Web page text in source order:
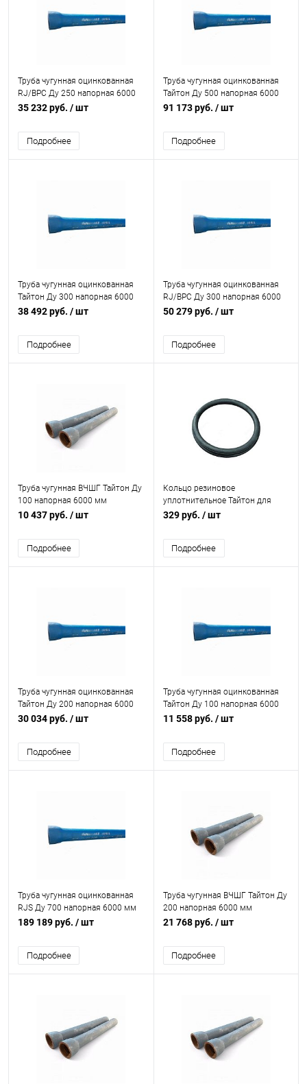
Труба чугунная оцинкованная
RJ/ВРС Ду 250 напорная 6000
мм раструбная с ЦПП б/к с нар.
Сокол
35 232 руб. / шт
Подробнее
Труба чугунная оцинкованная
Тайтон Ду 500 напорная 6000
мм раструбная с ВГЦ б/к с нар.
Сокол
91 173 руб. / шт
Подробнее
Труба чугунная оцинкованная
Тайтон Ду 300 напорная 6000
мм раструбная с ЦПП б/к с нар.
Сокол
38 492 руб. / шт
Подробнее
Труба чугунная оцинкованная
RJ/ВРС Ду 300 напорная 6000
мм раструбная с ВГЦ б/к с нар.
Сокол
50 279 руб. / шт
Подробнее
Труба чугунная ВЧШГ Тайтон Ду
100 напорная 6000 мм
раструбная б/к с нар. лак.
10 437 руб. / шт
Подробнее
Кольцо резиновое
уплотнительное Тайтон для
ВЧШГ 150 мм
329 руб. / шт
Подробнее
Труба чугунная оцинкованная
Тайтон Ду 200 напорная 6000
мм раструбная с ВГЦ б/к с нар.
покрытием Свободный Сокол
30 034 руб. / шт
Подробнее
Труба чугунная оцинкованная
Тайтон Ду 100 напорная 6000
мм раструбная с ЦПП б/к с нар.
Сокол
11 558 руб. / шт
Подробнее
Труба чугунная оцинкованная
RJS Ду 700 напорная 6000 мм
раструбная с ЦПП б/к с нар. лак.
189 189 руб. / шт
Подробнее
Труба чугунная ВЧШГ Тайтон Ду
200 напорная 6000 мм
раструбная б/к с нар. лак.
21 768 руб. / шт
Подробнее